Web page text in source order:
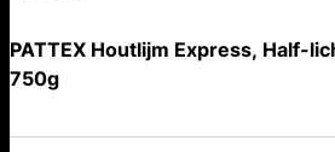
PATTEX Houtlijm Express, Half-
750g